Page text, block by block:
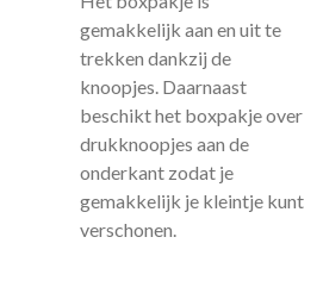
gemakkelijk aan en uit te
trekken dankzij de
knoopjes. Daarnaast
beschikt het boxpakje over
drukknoopjes aan de
onderkant zodat je
gemakkelijk je kleintje kunt
verschonen.